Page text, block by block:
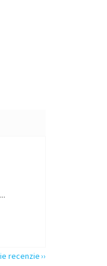
je 5 z 5 hviezdičiek.
recenzie